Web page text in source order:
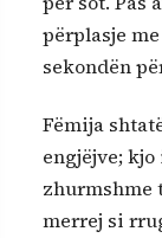
përplasje
sekondën
Fëmija
engjëjve;
zhurmshme
merrej si